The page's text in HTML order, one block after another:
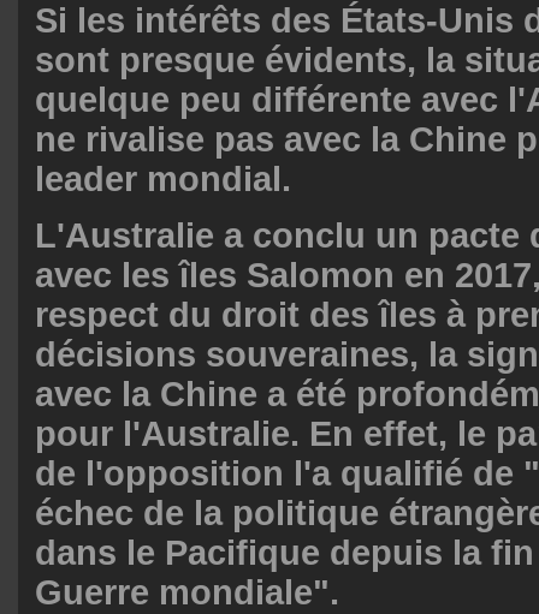
Si les intérêts des États-Unis
sont presque évidents, la
quelque peu différente avec
ne rivalise pas avec la Chine
leader mondial.
L'Australie a conclu un pacte
avec les îles Salomon en
respect du droit des îles à
décisions souveraines, la
avec la Chine a été
pour l'Australie. En effet, le
de l'opposition l'a qualifié de
échec de la politique
dans le Pacifique depuis la
Guerre mondiale".